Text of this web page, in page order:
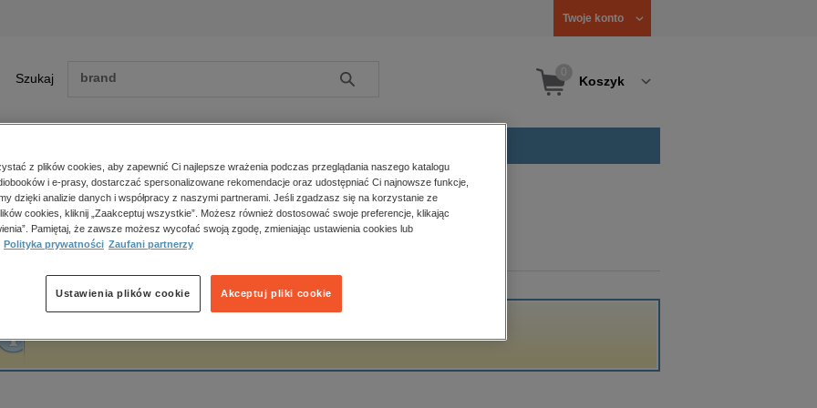
Twoje konto
Szukaj Szukaj Koszyk
Zobacz wszystkie E-prasa
polityka, społeczno-informacyjne
psychologiczne
popularno-naukowe
historia
główna Aspra
z plików cookies, aby zapewnić Ci najlepsze wrażenia podczas przeglądania naszego katalogu
i e-prasy, dostarczać spersonalizowane rekomendacje oraz udostępniać Ci najnowsze funkcje,
dzięki analizie danych i współpracy z naszymi partnerami. Jeśli zgadzasz się na korzystanie ze
cookies, kliknij „Zaakceptuj wszystkie”. Możesz również dostosować swoje preferencje, klikając
Pamiętaj, że zawsze możesz wycofać swoją zgodę, zmieniając ustawienia cookies lub
Polityka prywatności Zaufani partnerzy
Akceptuj pliki cookie
Ustawienia plików cookie